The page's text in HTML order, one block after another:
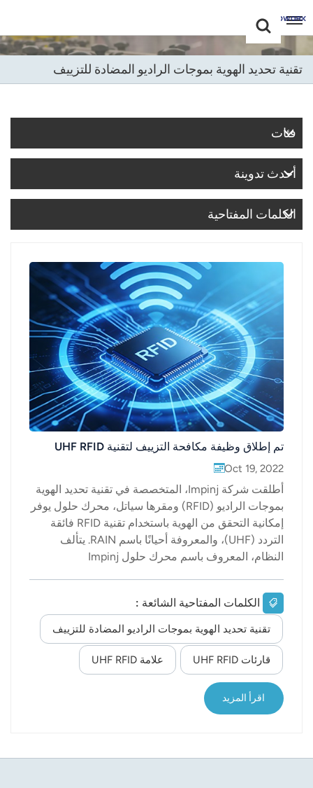
+86 -18681515767
English
Français
Deutsch
Italiano
Português
Nederland
عربي
日语
한국어
Türk
Ελληνικά
Melayu
Polski
แบบไทย
magyar
تقنية تحديد الهوية بموجات الراديو المضادة للتزييف
فئات
أحدث تدوينة
الكلمات المفتاحية
تم إطلاق وظيفة مكافحة التزييف لتقنية UHF RFID
Oct 19, 2022
أطلقت شركة Impinj، المتخصصة في تقنية تحديد الهوية
بموجات الراديو (RFID) ومقرها سياتل، محرك حلول يوفر
إمكانية التحقق من الهوية باستخدام تقنية RFID فائقة
التردد (UHF)، والمعروفة أحيانًا باسم RAIN. يتألف
النظام، المعروف باسم محرك حلول Impinj
الشركة، المزودة بقدرة حسابية تشفيرية مدمجة،
بالإضافة إلى خدمات التحقق من الهوية السحابية للتحقق
من أصالة كل بطاقة أثناء قراءتها. كما يشمل النظام
أجهزة قراءة تعتمد على تقنية Impinj ومنتجات الشركاء.
يهدف محرك الحلول إلى تزويد المستخدمين بأداة لتحديد
المنتجات المقلدة ومنعها، بما في ذلك الملابس وقطع
مزودة بمفتاح تشفير فريد يمكن التحقق منه بواسطة
قارئات RFIDأو باستخدام قارئ...
الكلمات المفتاحية الشائعة :
تقنية تحديد الهوية بموجات الراديو المضادة للتزييف
قارئات UHF RFID علامة UHF RFID
اقرأ المزيد